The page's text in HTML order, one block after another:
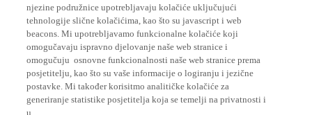
njezine podružnice upotrebljavaju kolačiće uključujući
tehnologije slične kolačićima, kao što su javascript i web
beacons. Mi upotrebljavamo funkcionalne kolačiće koji
omogučavaju ispravno djelovanje naše web stranice i
omogučuju osnovne funkcionalnosti naše web stranice prema
posjetitelju, kao što su vaše informacije o logiranju i jezične
postavke. Mi također korisitmo analitičke kolačiće za
generiranje statistike posjetitelja koja se temelji na privatnosti i
u